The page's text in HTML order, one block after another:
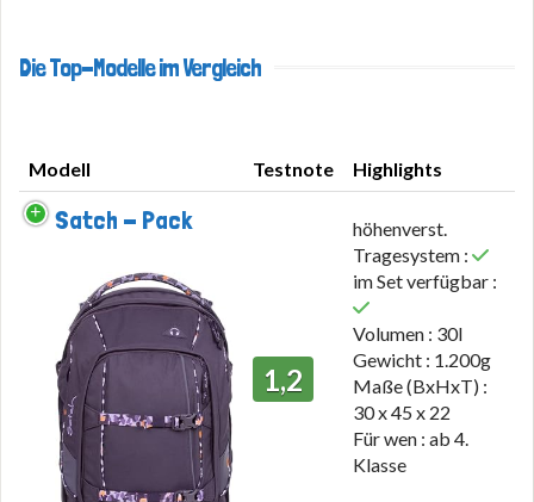
Die Top-Modelle im Vergleich
Modell Testnote
Highlights
Modell
Satch - Pack
1,2
höhenverst.
Tragesystem :
im Set verfügbar :
Volumen : 30l
Gewicht : 1.200g
Maße (BxHxT) :
30 x 45 x 22
Für wen : ab 4.
Klasse